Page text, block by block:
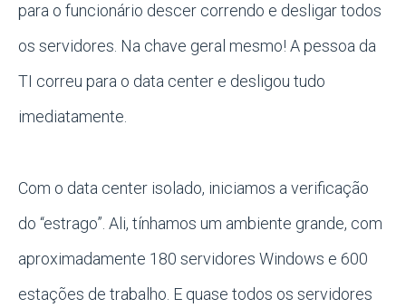
para o funcionário descer correndo e desligar todos
os servidores. Na chave geral mesmo! A pessoa da
TI correu para o data center e desligou tudo
imediatamente.
Com o data center isolado, iniciamos a verificação
do “estrago”. Ali, tínhamos um ambiente grande, com
aproximadamente 180 servidores Windows e 600
estações de trabalho. E quase todos os servidores